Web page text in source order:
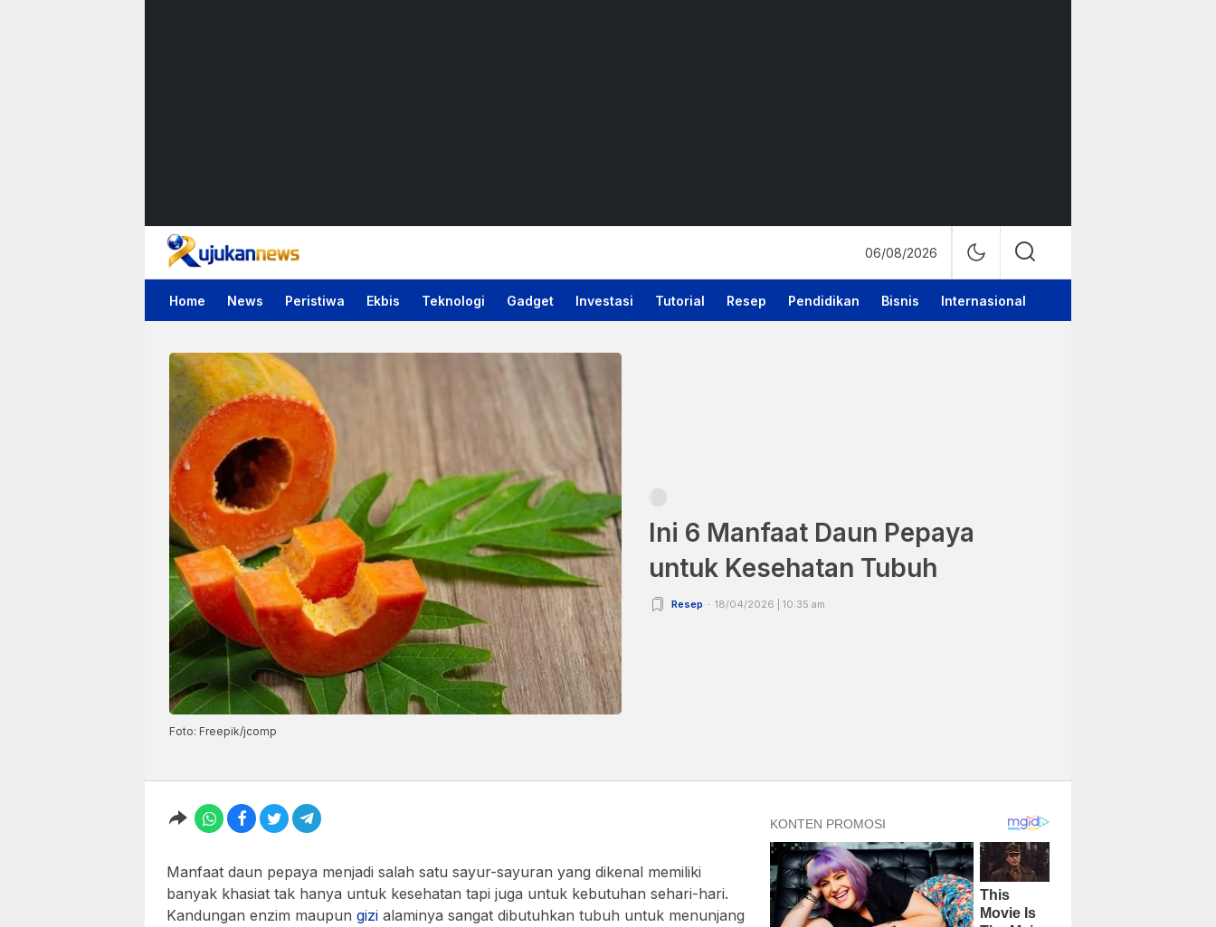
Rujukan News
Satu Rujukan Sejuta Informasi
06/08/2026
Home News Peristiwa Ekbis Teknologi Gadget Investasi Tutorial Resep Pendidikan Bisnis Internasional
Foto: Freepik/jcomp
Ini 6 Manfaat Daun Pepaya
untuk Kesehatan Tubuh
Resep 18/04/2026 | 10:35 am
Manfaat daun pepaya menjadi salah satu sayur-sayuran yang dikenal memiliki
banyak khasiat tak hanya untuk kesehatan tapi juga untuk kebutuhan sehari-hari.
Kandungan enzim maupun gizi alaminya sangat dibutuhkan tubuh untuk menunjang